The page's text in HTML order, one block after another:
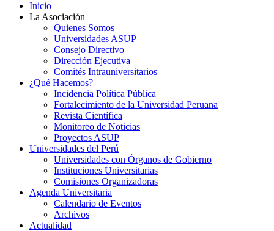
Inicio
La Asociación
Quienes Somos
Universidades ASUP
Consejo Directivo
Dirección Ejecutiva
Comités Intrauniversitarios
¿Qué Hacemos?
Incidencia Política Pública
Fortalecimiento de la Universidad Peruana
Revista Científica
Monitoreo de Noticias
Proyectos ASUP
Universidades del Perú
Universidades con Órganos de Gobierno
Instituciones Universitarias
Comisiones Organizadoras
Agenda Universitaria
Calendario de Eventos
Archivos
Actualidad